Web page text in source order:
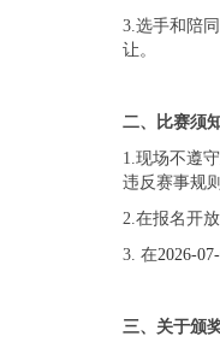
3.选手和陪
让。
二、比赛须
1.现场不遵
违反赛事规
2.在报名开
3. 在2026-
三、关于颁